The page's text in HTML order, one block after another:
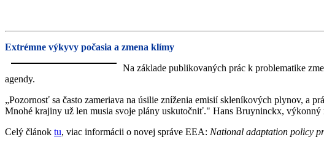
Extrémne výkyvy počasia a zmena klímy
Na základe publikovaných prác k problematike
agendy.
„Pozornosť sa často zameriava na úsilie zníženia emisií skleníkových plynov, a
Mnohé krajiny už len musia svoje plány uskutočniť." Hans Bruyninckx,
Celý článok tu, viac informácii o novej správe EEA: National adaptation policy